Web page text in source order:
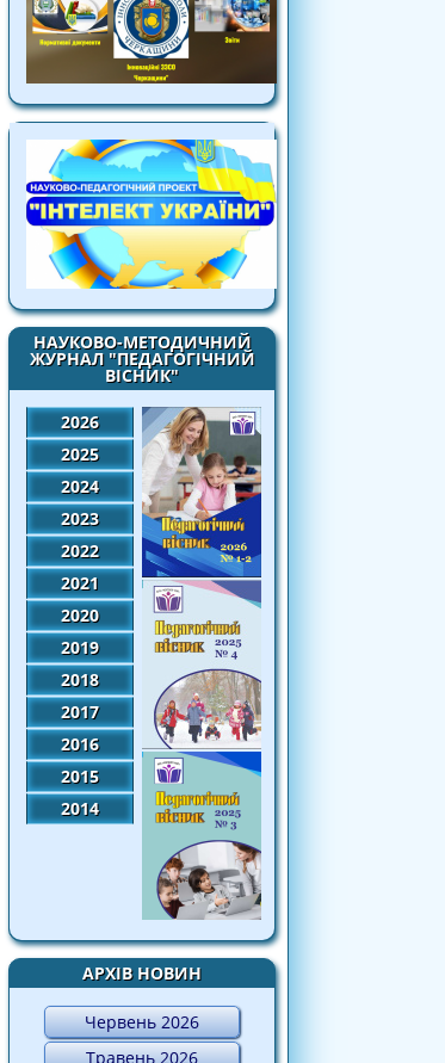
НАУКОВО-МЕТОДИЧНИЙ
ЖУРНАЛ "ПЕДАГОГІЧНИЙ
ВІСНИК"
2026
2025
2024
2023
2022
2021
2020
2019
2018
2017
2016
2015
2014
АРХІВ НОВИН
Червень 2026
Травень 2026